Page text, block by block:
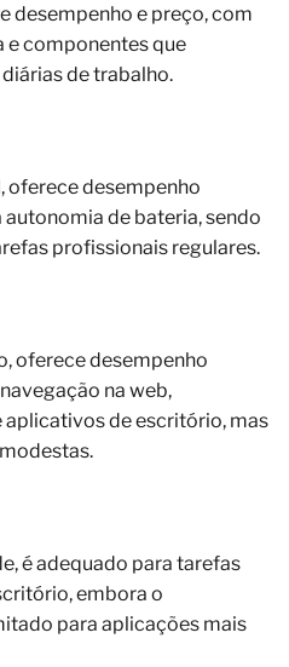
desempenho e preço, com
e componentes que
de trabalho.
oferece desempenho
de bateria, sendo
profissionais regulares.
oferece desempenho
na web,
de escritório, mas
é adequado para tarefas
embora o
para aplicações mais